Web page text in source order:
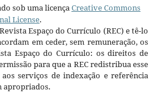
sob uma licençaCreative Commons
License.
Espaço do Currículo (REC) e tê-lo
em ceder, sem remuneração, os
Espaço do Currículo: os direitos de
para que a REC redistribua esse
serviços de indexação e referência
apropriados.